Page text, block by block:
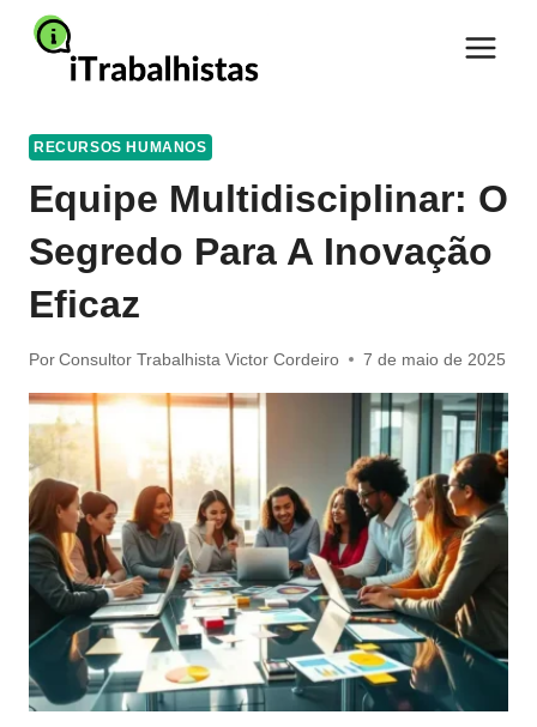
Pular
para
RECURSOS HUMANOS
Equipe Multidisciplinar: O
Segredo Para A Inovação
Eficaz
Por Consultor Trabalhista Victor Cordeiro 7 de maio de 2025